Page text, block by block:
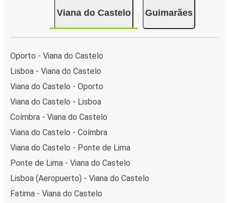
Viana do Castelo Guimarães
Oporto - Viana do Castelo
Lisboa - Viana do Castelo
Viana do Castelo - Oporto
Viana do Castelo - Lisboa
Coímbra - Viana do Castelo
Viana do Castelo - Coímbra
Viana do Castelo - Ponte de Lima
Ponte de Lima - Viana do Castelo
Lisboa (Aeropuerto) - Viana do Castelo
Fatima - Viana do Castelo